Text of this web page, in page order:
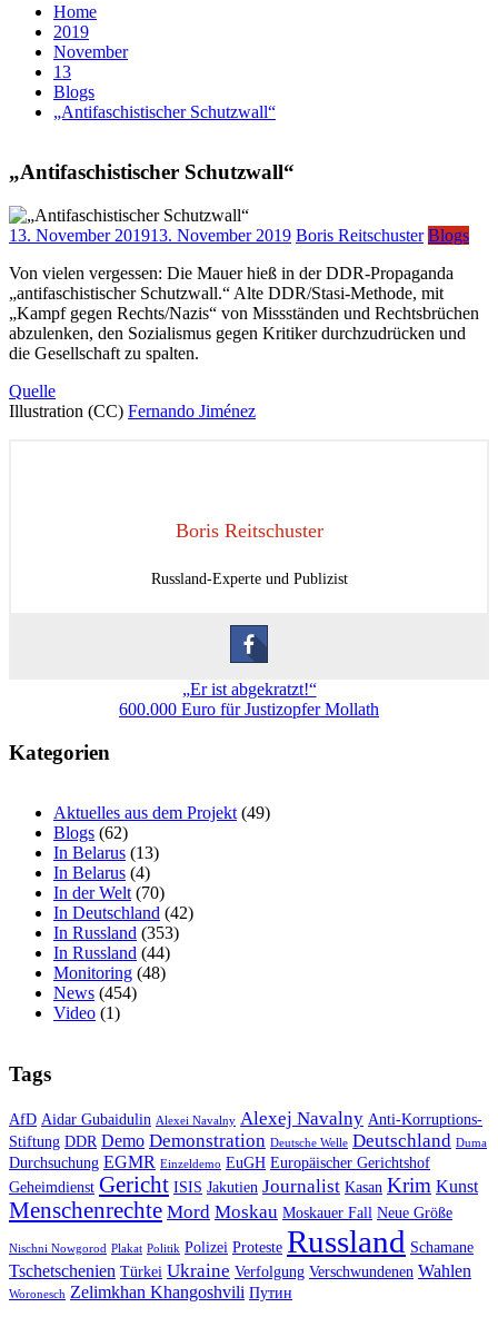
Home
2019
November
13
Blogs
„Antifaschistischer Schutzwall“
„Antifaschistischer Schutzwall“
13. November 201913. November 2019 Boris Reitschuster Blogs
Von vielen vergessen: Die Mauer hieß in der DDR-Propaganda
„antifaschistischer Schutzwall.“ Alte DDR/Stasi-Methode, mit
„Kampf gegen Rechts/Nazis“ von Missständen und Rechtsbrüchen
abzulenken, den Sozialismus gegen Kritiker durchzudrücken und
die Gesellschaft zu spalten.
Quelle
Illustration (CC) Fernando Jiménez
Boris Reitschuster
Russland-Experte und Publizist
Beitragsnavigation„Er ist abgekratzt!“
600.000 Euro für Justizopfer Mollath
Kategorien
Aktuelles aus dem Projekt(49)
Blogs (62)
In Belarus (13)
In Belarus (4)
In der Welt(70)
In Deutschland (42)
In Russland (353)
In Russland (44)
Monitoring (48)
News (454)
Video (1)
Tags
AfD Aidar Gubaidulin Alexei Navalny Alexej Navalny Anti-Korruptions-
Stiftung DDR Demo Demonstration Deutsche Welle Deutschland Duma
Durchsuchung EGMR Einzeldemo EuGH Europäischer Gerichtshof
Geheimdienst Gericht ISIS Jakutien Journalist Kasan Krim Kunst
Menschenrechte Mord Moskau Moskauer Fall Neue Größe
Nischni Nowgorod Plakat Politik Polizei Proteste Russland Schamane
Tschetschenien Türkei Ukraine Verfolgung Verschwundenen Wahlen
Woronesch Zelimkhan Khangoshvili Путин